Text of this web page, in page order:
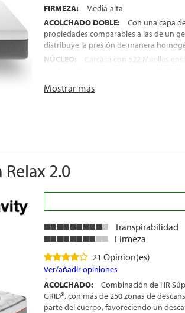
FIRMEZA:
Media-alta
ACOLCHADO DOBLE:
Con una capa
propiedades comparables a las de un
distribuye la presión de manera
NÚCLEO:
Carcasa con 522 Muelles
DESENFUNDABLE:
siguiendo las indicaciones del fabricante
ENVÍO GRATIS
ALTURA:
Mostrar más
2.0
Transpirabilidad
Firmeza
21 Opinion(es)
Ver/añadir opiniones
ACOLCHADO:
Combinación de HR
GRID®, con más de 250 zonas de
parte del cuerpo, favoreciendo un